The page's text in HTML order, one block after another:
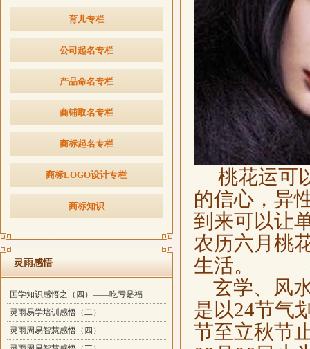
育儿专栏
公司起名专栏
产品命名专栏
商铺取名专栏
商标起名专栏
商标LOGO设计专栏
商标知识
灵雨感悟
·国学知识感悟之（四）——吃亏是福
·灵雨易学培训感悟（二）
·灵雨周易智慧感悟（四）
桃花运可
的信心，异
到来可以让
农历六月桃
生活。
玄学、风
是以24节气
节至立秋节